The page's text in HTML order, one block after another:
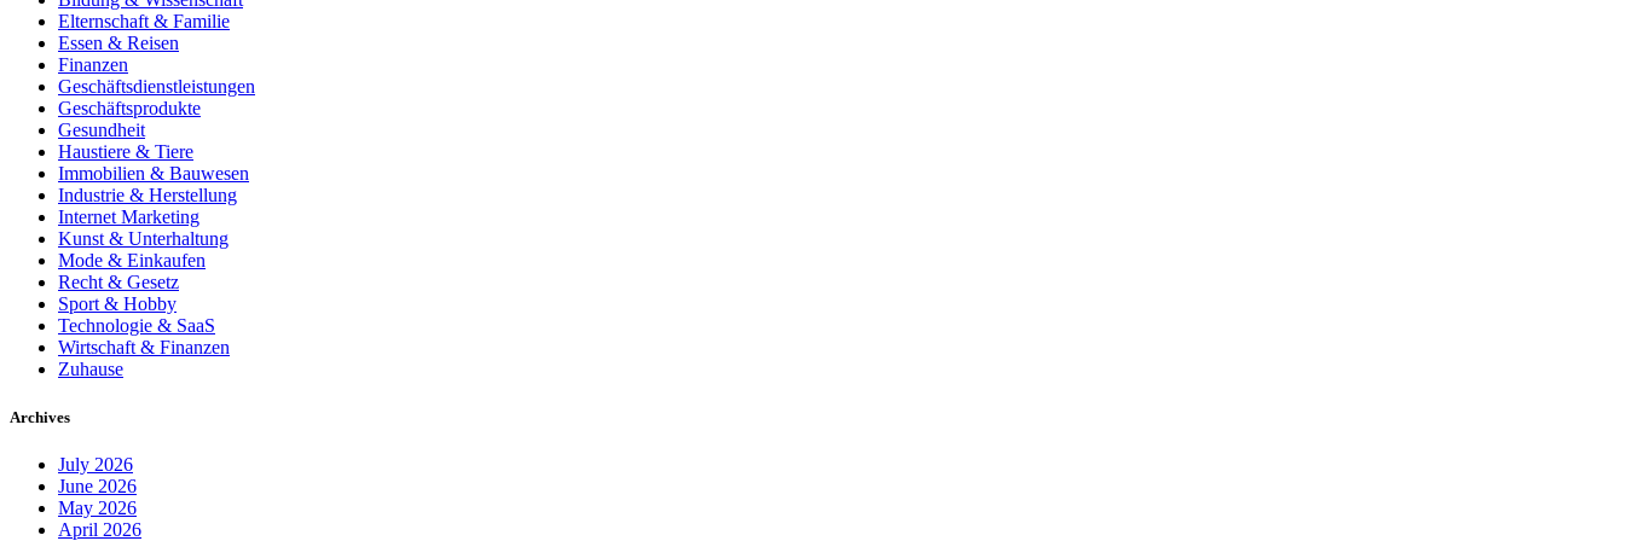
Elternschaft & Familie
Essen & Reisen
Finanzen
Geschäftsdienstleistungen
Geschäftsprodukte
Gesundheit
Haustiere & Tiere
Immobilien & Bauwesen
Industrie & Herstellung
Internet Marketing
Kunst & Unterhaltung
Mode & Einkaufen
Recht & Gesetz
Sport & Hobby
Technologie & SaaS
Wirtschaft & Finanzen
Zuhause
Archives
July 2026
June 2026
May 2026
April 2026